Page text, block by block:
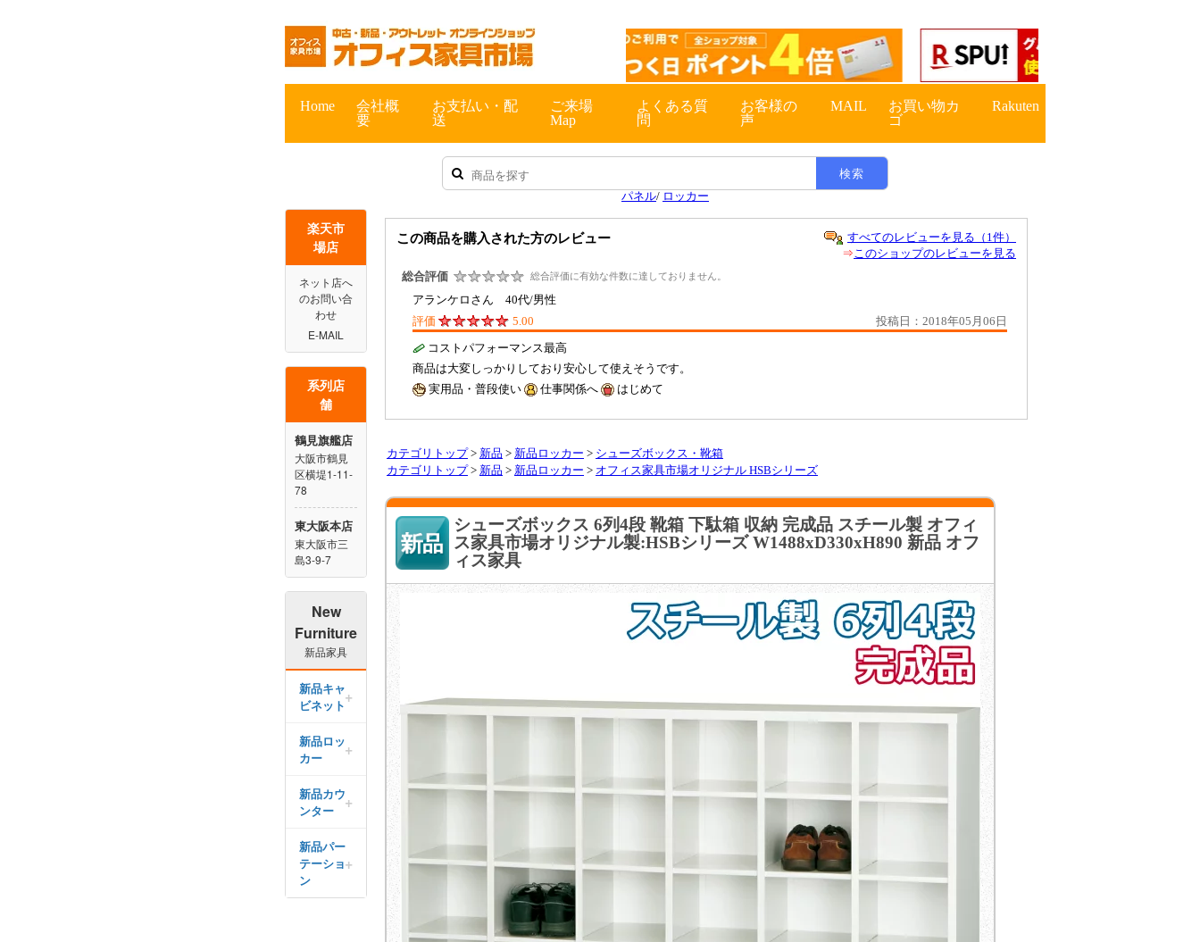
楽天市
場店
ネット店へ
のお問い合
わせ
E-MAIL
系列店
舗
鶴見旗艦店
大阪市鶴見
区横堤1-11-
78
東大阪本店
東大阪市三
島3-9-7
New
Furniture
新品家具
新品キャ
ビネット
新品キャ
ビネット
ラテラル
引き違い
書庫
新品ロッ
カー
新品ロッ
カートッ
プ
シューズ
ボックス
掃除用具
新品カウ
ンター
新品カウ
ンタート
ップ
新品パー
テーショ
ン
この商品を購入された方のレビュー
すべてのレビューを見る（1件）
⇒このショップのレビューを見る
総合評価
総合評価に有効な件数に達しておりません。
アランケロさん 40代/男性
評価
5.00
投稿日：2018年05月06日
コストパフォーマンス最高
商品は大変しっかりしており安心して使えそうです。
実用品・普段使い
仕事関係へ はじめて
カテゴリトップ > 新品 > 新品ロッカー > シューズボックス・靴箱
カテゴリトップ > 新品 > 新品ロッカー > オフィス家具市場オリジナル HSBシリーズ
シューズボックス 6列4段 靴箱 下駄箱 収納 完成品 スチール製 オフィ
ス家具市場オリジナル製:HSBシリーズ W1488xD330xH890 新品 オフ
ィス家具